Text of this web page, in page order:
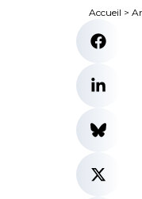
Accueil >